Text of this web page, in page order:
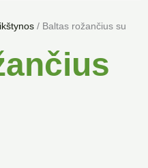
/ Baltas rožančius su